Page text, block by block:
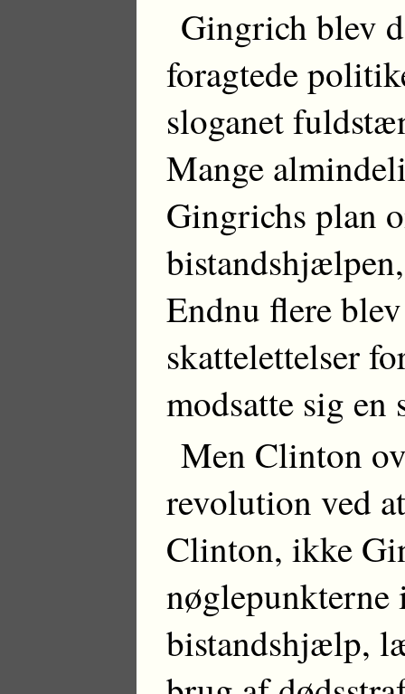
Gingrich blev
foragtede
sloganet
Mange
Gingrichs plan
Endnu flere
skattelettelser
modsatte sig
Men Clinton
revolution ved
Clinton, ikke
bistandshjælp,